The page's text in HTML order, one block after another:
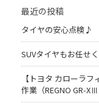
最近の投稿
タイヤの安心点検♪
SUVタイヤもお任せ
【トヨタ カローラ
作業（REGNO GR-XⅢ